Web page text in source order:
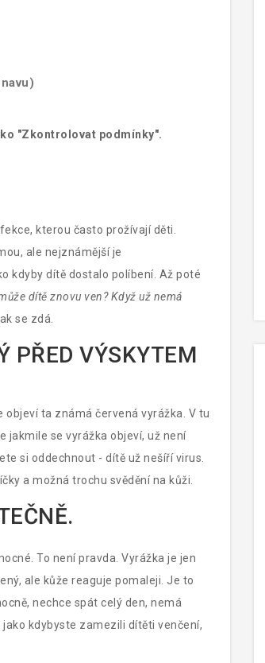
"Zkontrolovat podmínky".
kterou často prožívají děti.
ale nejznámější je
kdyby dítě dostalo políbení. Až poté
dítě znovu ven? Když už nemá
se zdá.
PŘED VÝSKYTEM
objeví ta známá červená vyrážka. V tu
jakmile se vyrážka objeví, už není
si oddechnout - dítě už nešíří virus.
a možná trochu svědění na kůži.
To není pravda. Vyrážka je jen
ale kůže reaguje pomaleji. Je to
nechce spát celý den, nemá
kdybyste zamezili dítěti venčení,